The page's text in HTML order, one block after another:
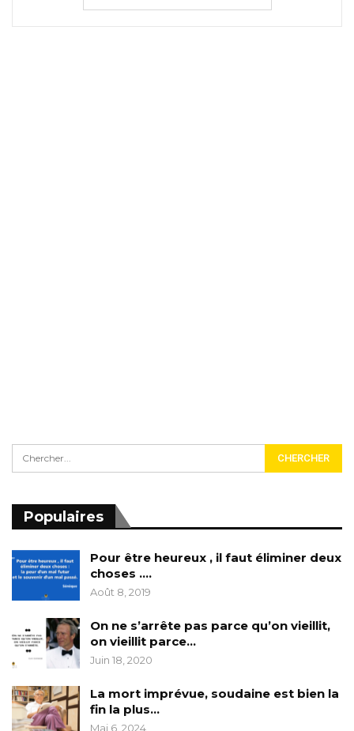
Populaires
Pour être heureux , il faut éliminer deux
choses ….
Août 8, 2019
On ne s’arrête pas parce qu’on vieillit,
on vieillit parce…
Juin 18, 2020
La mort imprévue, soudaine est bien la
fin la plus…
Mai 6, 2024